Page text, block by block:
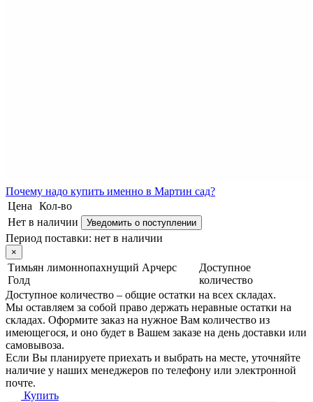
Почему надо купить именно в Мартин сад?
Цена
Кол-во
Нет в наличии
Уведомить о поступлении
Период поставки: нет в наличии
×
Тимьян лимоннопахнущий Арчерс
Голд
Доступное
количество
Доступное количество – общие остатки на всех складах.
Мы оставляем за собой право держать неравные остатки на
складах. Оформите заказ на нужное Вам количество из
имеющегося, и оно будет в Вашем заказе на день доставки или
самовывоза.
Если Вы планируете приехать и выбрать на месте, уточняйте
наличие у наших менеджеров по телефону или электронной
почте.
Купить